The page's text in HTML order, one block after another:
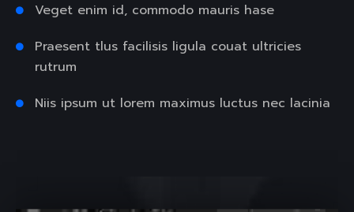
Veget enim id, commodo mauris hase
Praesent tlus facilisis ligula couat ultricies
rutrum
Niis ipsum ut lorem maximus luctus nec lacinia